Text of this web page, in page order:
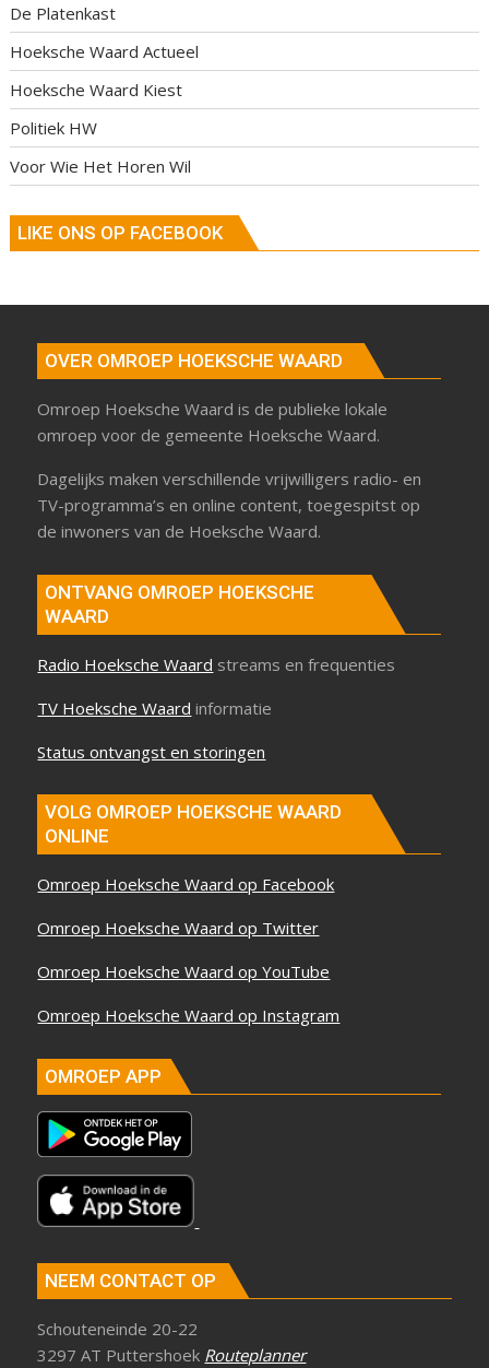
De Platenkast
Hoeksche Waard Actueel
Hoeksche Waard Kiest
Politiek HW
Voor Wie Het Horen Wil
LIKE ONS OP FACEBOOK
OVER OMROEP HOEKSCHE WAARD
Omroep Hoeksche Waard is de publieke lokale
omroep voor de gemeente Hoeksche Waard.
Dagelijks maken verschillende vrijwilligers radio- en
TV-programma’s en online content, toegespitst op
de inwoners van de Hoeksche Waard.
ONTVANG OMROEP HOEKSCHE
WAARD
Radio Hoeksche Waard streams en frequenties
TV Hoeksche Waard informatie
Status ontvangst en storingen
VOLG OMROEP HOEKSCHE WAARD
ONLINE
Omroep Hoeksche Waard op Facebook
Omroep Hoeksche Waard op Twitter
Omroep Hoeksche Waard op YouTube
Omroep Hoeksche Waard op Instagram
OMROEP APP
NEEM CONTACT OP
Schouteneinde 20-22
3297 AT Puttershoek Routeplanner